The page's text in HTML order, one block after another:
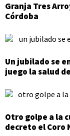
Granja Tres
Córdoba
Un jubilado se
juego la salud
Otro golpe a la
decreto el Coro